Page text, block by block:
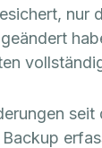
nur
seit